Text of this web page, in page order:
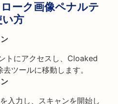
ーク画像ペナルテ
い方
トにアクセスし、Cloaked
ツールに移動します。
入力し、スキャンを開始し